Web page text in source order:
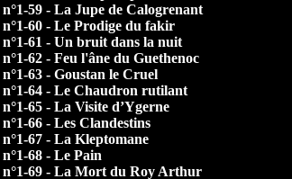
n°1-59 - La Jupe de Calogrenant
n°1-60 - Le Prodige du fakir
n°1-61 - Un bruit dans la nuit
n°1-62 - Feu l'âne du Guethenoc
n°1-63 - Goustan le Cruel
n°1-64 - Le Chaudron rutilant
n°1-65 - La Visite d’Ygerne
n°1-66 - Les Clandestins
n°1-67 - La Kleptomane
n°1-68 - Le Pain
n°1-69 - La Mort du Roy Arthur